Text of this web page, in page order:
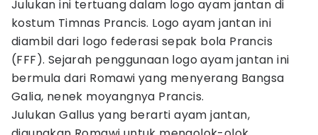
Julukan ini tertuang dalam logo ayam jantan di
kostum Timnas Prancis. Logo ayam jantan ini
diambil dari logo federasi sepak bola Prancis
(FFF). Sejarah penggunaan logo ayam jantan ini
bermula dari Romawi yang menyerang Bangsa
Galia, nenek moyangnya Prancis.
Julukan Gallus yang berarti ayam jantan,